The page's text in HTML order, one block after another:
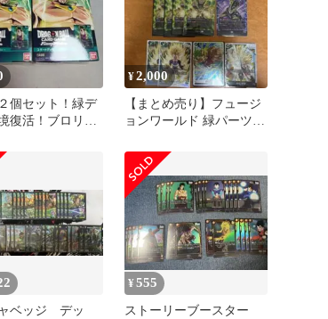
個セット！緑デ
復活！ブロリー
ルド
¥2,000
【まとめ売り】フュージ
ョンワールド 緑パーツ
ベッジ デッ
¥555
ストーリーブースター